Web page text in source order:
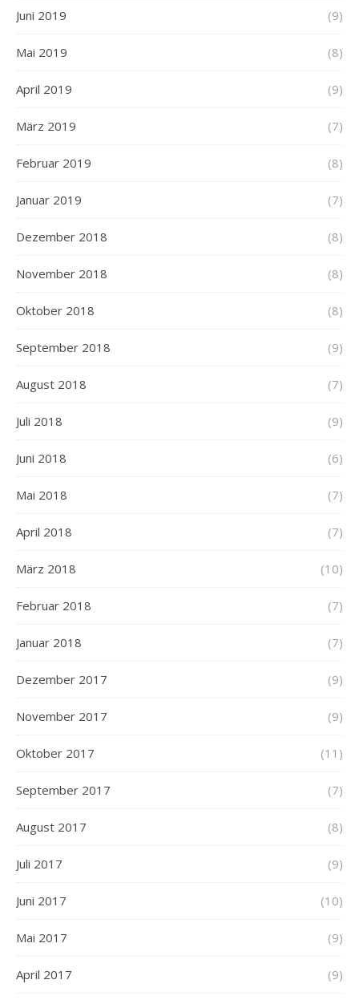
Juni 2019 (9)
Mai 2019 (8)
April 2019 (9)
März 2019 (7)
Februar 2019 (8)
Januar 2019 (7)
Dezember 2018 (8)
November 2018 (8)
Oktober 2018 (8)
September 2018 (9)
August 2018 (7)
Juli 2018 (9)
Juni 2018 (6)
Mai 2018 (7)
April 2018 (7)
März 2018 (10)
Februar 2018 (7)
Januar 2018 (7)
Dezember 2017 (9)
November 2017 (9)
Oktober 2017 (11)
September 2017 (7)
August 2017 (8)
Juli 2017 (9)
Juni 2017 (10)
Mai 2017 (9)
April 2017 (9)